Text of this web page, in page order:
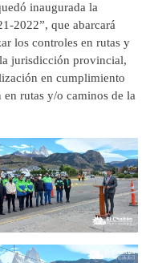
inaugurada la
2022”, que abarcará
los controles en rutas y
jurisdicción provincial,
en cumplimiento
rutas y/o caminos de la